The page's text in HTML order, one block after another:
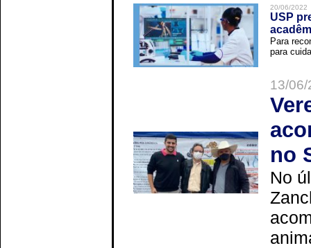
20/06/2022
USP
Para
para
13/
no
No